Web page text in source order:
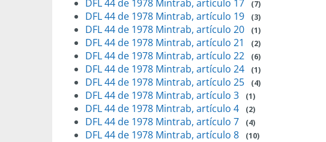
DFL 44 de 1978 Mintrab, artículo 17 (7)
DFL 44 de 1978 Mintrab, artículo 19 (3)
DFL 44 de 1978 Mintrab, artículo 20 (1)
DFL 44 de 1978 Mintrab, artículo 21 (2)
DFL 44 de 1978 Mintrab, artículo 22 (6)
DFL 44 de 1978 Mintrab, artículo 24 (1)
DFL 44 de 1978 Mintrab, artículo 25 (4)
DFL 44 de 1978 Mintrab, artículo 3 (1)
DFL 44 de 1978 Mintrab, artículo 4 (2)
DFL 44 de 1978 Mintrab, artículo 7 (4)
DFL 44 de 1978 Mintrab, artículo 8 (10)